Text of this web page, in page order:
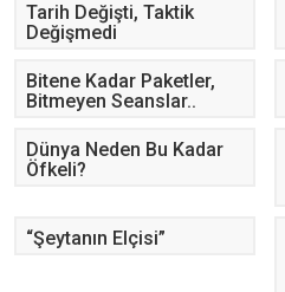
Tarih Değişti, Taktik
Değişmedi
Bitene Kadar Paketler,
Bitmeyen Seanslar..
Dünya Neden Bu Kadar
Öfkeli?
“Şeytanın Elçisi”